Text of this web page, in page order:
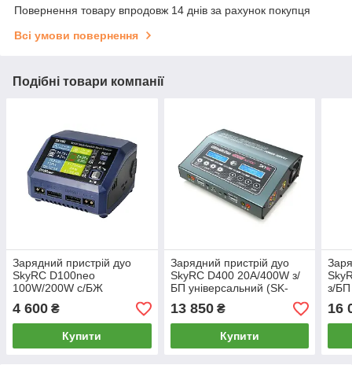
Повернення товару впродовж 14 днів за рахунок покупця
Всі умови повернення
Подібні товари компанії
Зарядний пристрій дуо
SkyRC D100neo
100W/200W с/БЖ
універсальний (SK-
100199)MK official
4 600 ₴
Купити
Зарядний пристрій дуо
SkyRC D400 20A/400W з/
БП універсальний (SK-
100123) MK official
13 850₴
Купити
з/БП
16